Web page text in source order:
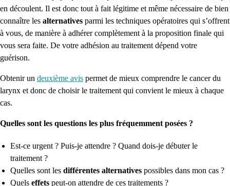
en découlent. Il est donc tout à fait légitime et même nécessaire de bien
connaître les alternatives parmi les techniques opératoires qui s’offrent
à vous, de manière à adhérer complètement à la proposition finale qui
vous sera faite. De votre adhésion au traitement dépend votre
guérison.
Obtenir un deuxième avis permet de mieux comprendre le cancer du
larynx et donc de choisir le traitement qui convient le mieux à chaque
cas.
Quelles sont les questions les plus fréquemment posées ?
Est-ce urgent ? Puis-je attendre ? Quand dois-je débuter le
traitement ?
Quelles sont les différentes alternatives possibles dans mon cas ?
Quels effets peut-on attendre de ces traitements ?